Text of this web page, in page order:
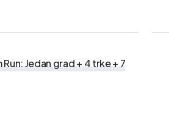
Jedan grad + 4 trke + 7